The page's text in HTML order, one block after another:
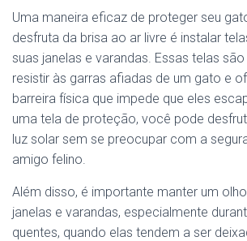
Uma maneira eficaz de proteger seu
desfruta da brisa ao ar livre é instalar
suas janelas e varandas. Essas telas
resistir às garras afiadas de um gato e
barreira física que impede que eles
uma tela de proteção, você pode
luz solar sem se preocupar com a
amigo felino.
Além disso, é importante manter um
janelas e varandas, especialmente
quentes, quando elas tendem a ser